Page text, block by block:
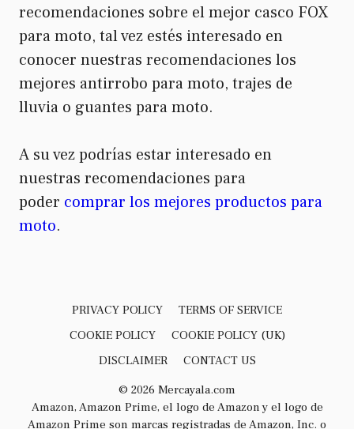
recomendaciones sobre el mejor casco FOX
para moto, tal vez estés interesado en
conocer nuestras recomendaciones los
mejores antirrobo para moto, trajes de
lluvia o guantes para moto.
A su vez podrías estar interesado en
nuestras recomendaciones para
poder comprar los mejores productos para
moto.
PRIVACY POLICY
TERMS OF SERVICE
COOKIE POLICY
COOKIE POLICY (UK)
DISCLAIMER
CONTACT US
© 2026 Mercayala.com
Amazon, Amazon Prime, el logo de Amazon y el logo de
Amazon Prime son marcas registradas de Amazon, Inc. o